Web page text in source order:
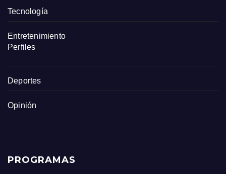
Tecnología
Entretenimiento
Perfiles
Deportes
Opinión
PROGRAMAS